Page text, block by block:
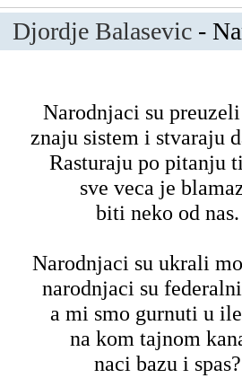
Djordje Balasevic-
Narodnjaci su
znaju sistem i stvaraju
Rasturaju po pitanju
sve veca je
biti neko od nas.
Narodnjaci su ukrali
narodnjaci su
a mi smo gurnuti u
na kom tajnom
naci bazu i spas?